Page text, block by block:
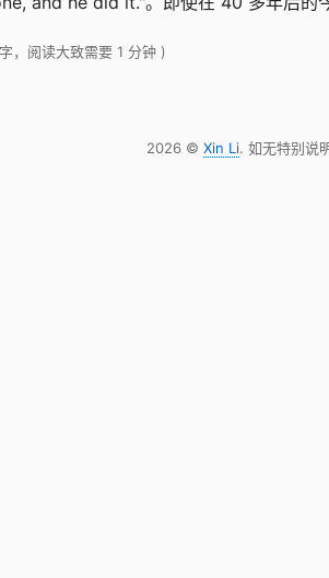
，阅读大致需要 1 分钟 )
2026 © Xin Li. 如无特别说